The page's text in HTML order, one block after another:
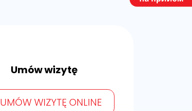
Umów wizytę
UMÓW WIZYTĘ ONLINE